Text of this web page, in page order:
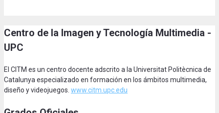
Centro de la Imagen y Tecnología Multimedia -
UPC
El CITM es un centro docente adscrito a la Universitat Politècnica de
Catalunya especializado en formación en los ámbitos multimedia,
diseño y videojuegos. www.citm.upc.edu